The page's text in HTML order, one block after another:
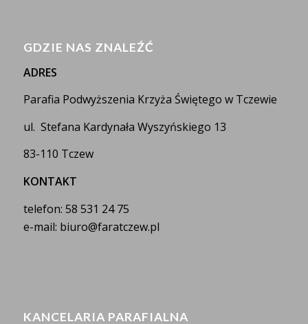
GDZIE NAS ZNALEŹĆ
ADRES
Parafia Podwyższenia Krzyża Świętego w Tczewie
ul. Stefana Kardynała Wyszyńskiego 13
83-110 Tczew
KONTAKT
telefon: 58 531 24 75
e-mail: biuro@faratczew.pl
KANCELARIA PARAFIALNA